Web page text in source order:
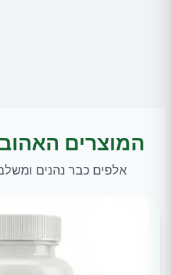
המוצרים
אלפים כבר נהנים